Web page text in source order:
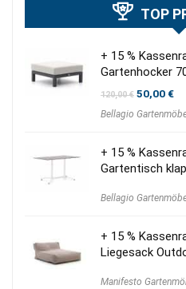
TOP
+ 15 %
Gartenhocker
120,00€
war:
50,00€
Bellagio
+ 15 %
Gartentisch
Bellagio
+ 15 %
Liegesack
Manifesto